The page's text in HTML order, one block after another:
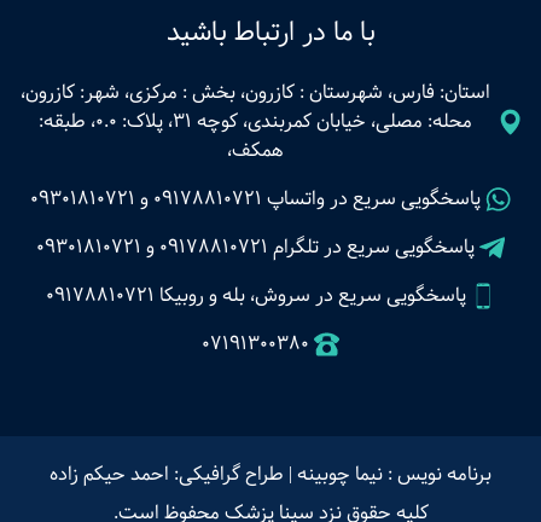
با ما در ارتباط باشید
استان: فارس، شهرستان : کازرون، بخش : مرکزی، شهر: کازرون،
محله: مصلی، خیابان کمربندی، کوچه 31، پلاک: 0.0، طبقه:
همکف،
پاسخگویی سریع در واتساپ 09178810721 و 09301810721
پاسخگویی سریع در تلگرام 09178810721 و 09301810721
پاسخگویی سریع در سروش، بله و روبیکا 09178810721
07191300380
برنامه نویس : نیما چوبینه | طراح گرافیکی: احمد حیکم زاده
کلیه حقوق نزد سینا پزشک محفوظ است.